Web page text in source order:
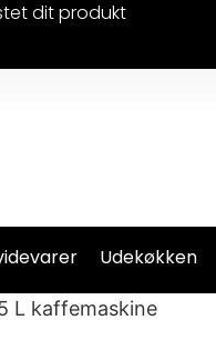
dit produkt
Udekøkken
L kaffemaskine